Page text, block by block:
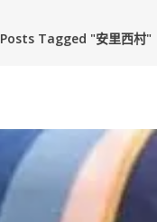
Posts Tagged "安里西村"